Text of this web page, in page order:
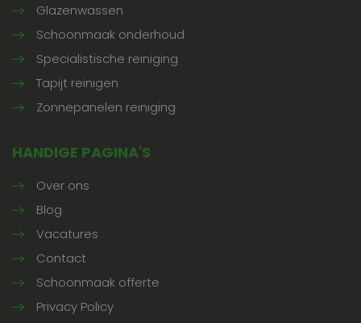
Glazenwassen
Schoonmaak onderhoud
Specialistische reiniging
Tapijt reinigen
Zonnepanelen reiniging
HANDIGE PAGINA'S
Over ons
Blog
Vacatures
Contact
Schoonmaak offerte
Privacy Policy